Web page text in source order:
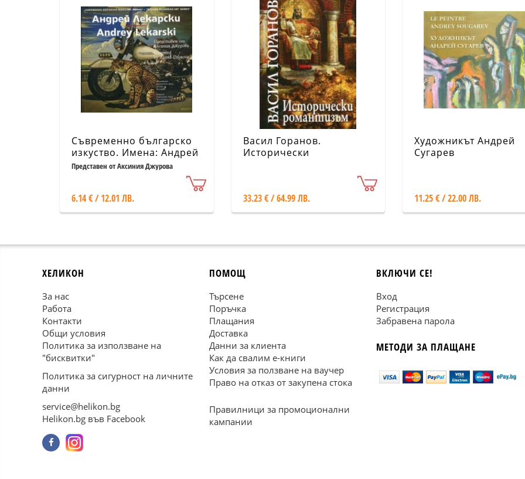
Съвременно българско
изкуство. Имена: Андрей
Лекарски
Представен от Аксиния Джурова
6.14 € / 12.01 ЛВ.
Васил Горанов.
Исторически
33.23 € / 64.99 ЛВ.
Художникът Андрей
Сугарев
11.25 € / 22.00 ЛВ.
ХЕЛИКОН
За нас
Работа
Контакти
Общи условия
Политика за използване на
"бисквитки"
Политика за сигурност на личните
данни
service@helikon.bg
Helikon.bg във Facebook
ПОМОЩ
Търсене
Поръчка
Плащания
Доставка
Данни за клиента
Как да свалим е-книги
Условия за ползване на ваучер
Право на отказ от закупена стока
Правилници за промоционални
кампании
ВКЛЮЧИ СЕ!
Вход
Регистрация
Забравена парола
МЕТОДИ ЗА ПЛАЩАНЕ